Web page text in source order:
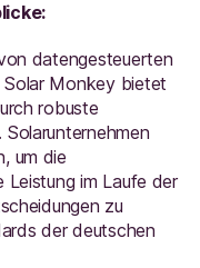
datengesteuerten
Monkey bietet
robuste
um die
Leistung im Laufe der
zu
der deutschen